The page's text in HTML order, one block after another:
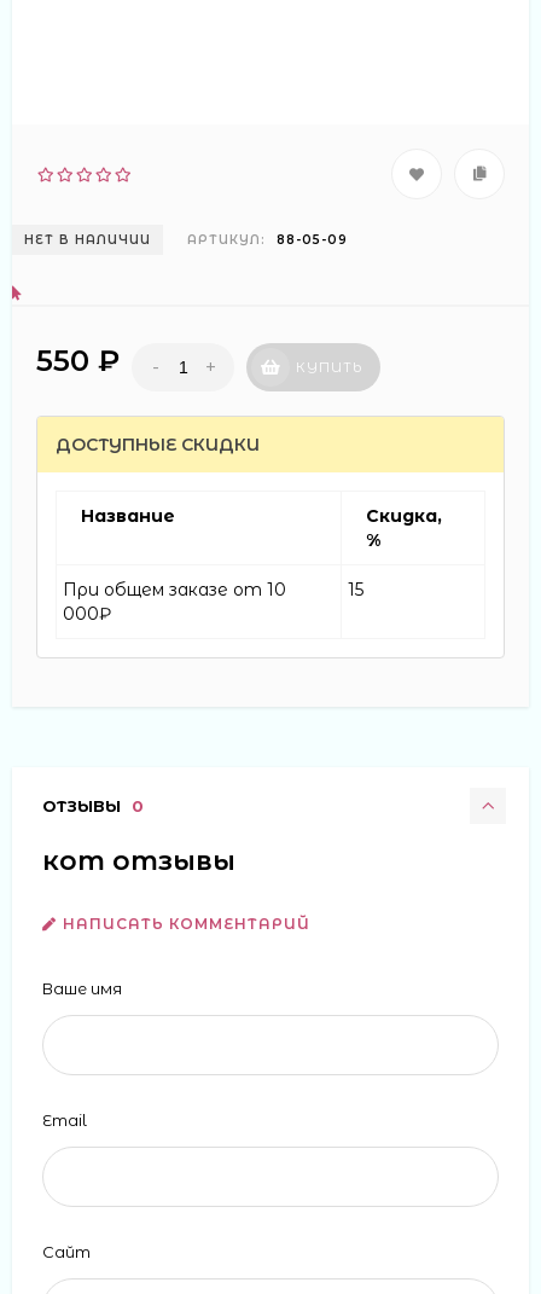
НЕТ В НАЛИЧИИ АРТИКУЛ: 88-05-09
550 ₽ - + КУПИТЬ
ДОСТУПНЫЕ СКИДКИ
Название
Скидка,
%
При общем заказе от 10
000₽
15
ОТЗЫВЫ 0
кот отзывы
НАПИСАТЬ КОММЕНТАРИЙ
Ваше имя
Email
Сайт